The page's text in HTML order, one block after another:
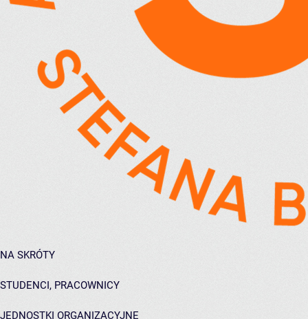
NA SKRÓTY
STUDENCI, PRACOWNICY
JEDNOSTKI ORGANIZACYJNE